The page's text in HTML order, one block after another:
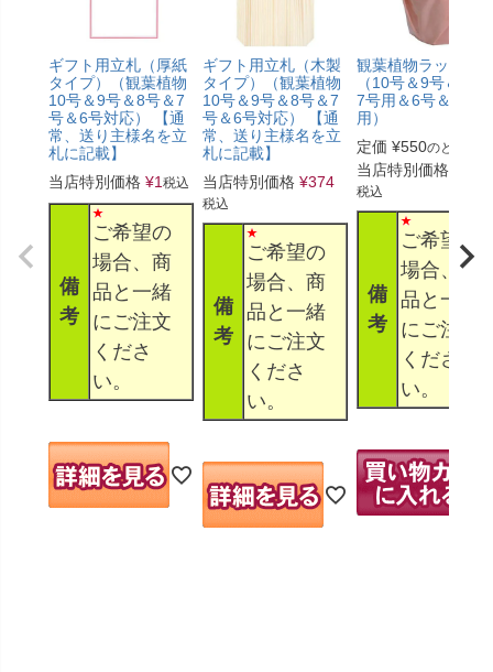
ギフト用立札（厚紙
タイプ）（観葉植物
10号＆9号＆8号＆7
号＆6号対応） 【通
常、送り主様名を立
札に記載】
当店特別価格 ¥1 税込
備
考
ご希望の
場合、商
品と一緒
にご注文
くださ
い。
ギフト用立札（木製
タイプ）（観葉植物
10号＆9号＆8号＆7
号＆6号対応） 【通
常、送り主様名を立
札に記載】
当店特別価格 ¥374
税込
備
考
ご希望の
場合、商
品と一緒
にご注文
くださ
い。
観葉植物ラッピン
（10号＆9号＆8号
7号用＆6号＆5号
用）
定価 ¥550のところ
当店特別価格
税込
備
考
ご希望の
場合、商
品と一緒
にご注文
くださ
い。